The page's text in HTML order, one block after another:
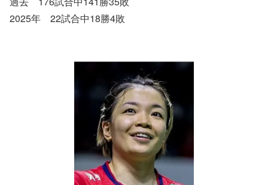
2025年 22試合中18勝4敗